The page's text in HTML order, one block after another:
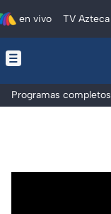
en vivo TV Azteca
Programas completos